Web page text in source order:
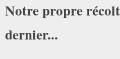
Notre propre
dernier...